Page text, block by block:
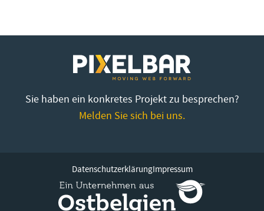
Sie haben ein konkretes Projekt zu besprechen?
Melden Sie sich bei uns.
DatenschutzerklärungImpressum